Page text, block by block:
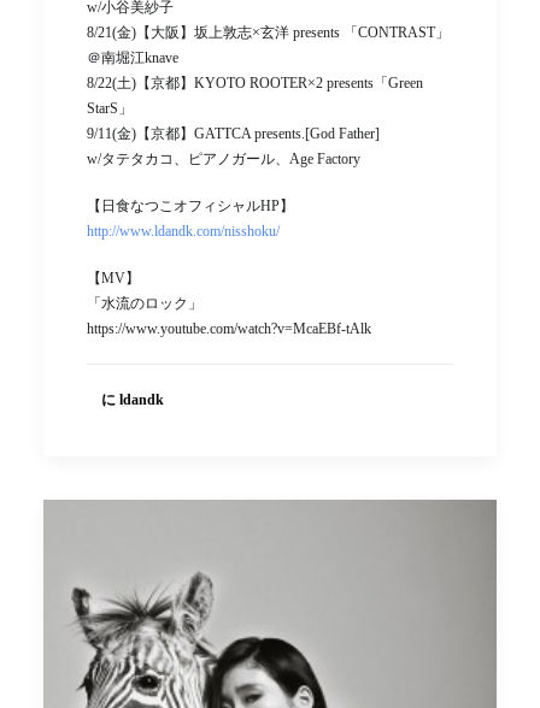
w/小谷美紗子
8/21(金)【大阪】坂上敦志×玄洋 presents 「CONTRAST」
＠南堀江knave
8/22(土)【京都】KYOTO ROOTER×2 presents「Green
StarS」
9/11(金)【京都】GATTCA presents.[God Father]
w/タテタカコ、ピアノガール、Age Factory
【日食なつこオフィシャルHP】
http://www.ldandk.com/nisshoku/
【MV】
「水流のロック」
https://www.youtube.com/watch?v=McaEBf-tAlk
に ldandk